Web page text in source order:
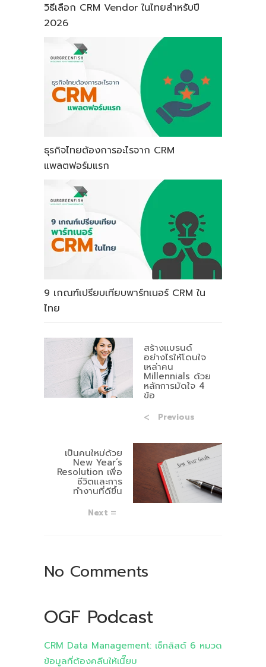
วิธีเลือก CRM Vendor ในไทยสำหรับปี
2026
ธุรกิจไทยต้องการอะไรจาก CRM
แพลตฟอร์มแรก
9 เกณฑ์เปรียบเทียบพาร์ทเนอร์ CRM ใน
ไทย
สร้างแบรนด์
อย่างไรให้โดนใจ
เหล่าคน
Millennials ด้วย
หลักการมัดใจ 4
ข้อ
Previous
เป็นคนใหม่ด้วย
New Year’s
Resolution เพื่อ
ชีวิตและการ
ทำงานที่ดีขึ้น
Next
No Comments
OGF Podcast
CRM Data Management: เช็กลิสต์ 6 หมวด
ข้อมูลที่ต้องคลีนให้เนี๊ยบ